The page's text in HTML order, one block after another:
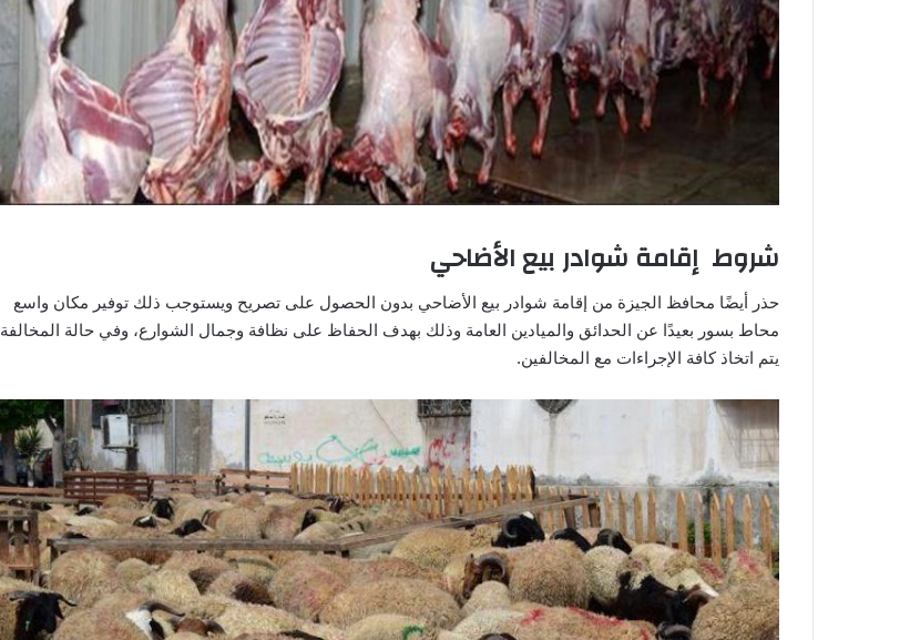
شروط إقامة شوادر بيع الأضاحي
حذر أيضًا محافظ الجيزة من إقامة شوادر بيع الأضاحي بدون الحصول على تصريح ويستوجب ذلك توفير مكان واسع
محاط بسور بعيدًا عن الحدائق والميادين العامة وذلك بهدف الحفاظ على نظافة وجمال الشوارع، وفي حالة المخالفة
يتم اتخاذ كافة الإجراءات مع المخالفين.